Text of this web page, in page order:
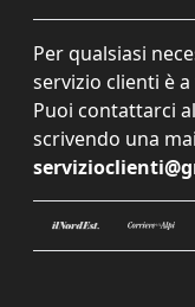
Per qualsiasi
servizio clienti è
Puoi contattarci
scrivendo una